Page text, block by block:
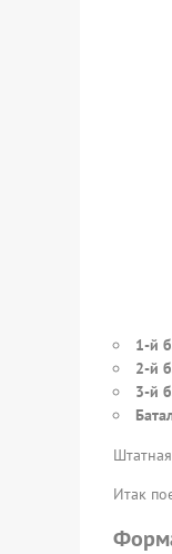
1-й
2-й
3-й
Итак